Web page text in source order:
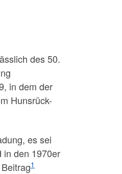
des 50.
in dem der
Hunsrück-
es sei
in den 1970er
1